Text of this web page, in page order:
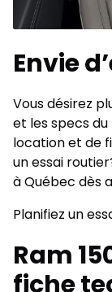
Envie
Vous désirez
et les specs du
location et de
un essai
à Québec dès
Planifiez un
Ram
fiche